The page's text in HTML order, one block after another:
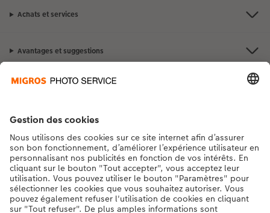
Achats et services
Avantages et suggestions
Contact et aide
La Migros
Si vous avez des questions concernant nos produits ou votre commande,
n'hésitez pas à nous contacter du lundi au dimanche, de 9h00 à 20h00
(hors jours fériés), au numéro de téléphone043 5500 295• 7j/7 • de 9h à
20h
DE|FR| IT